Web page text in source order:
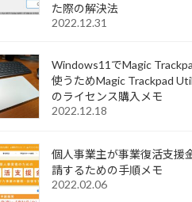
た際の解決法
2022.12.31
Windows11でMagic
使うためMagic Trackpad
のライセンス購入メモ
2022.12.18
個人事業主が事業復活支援
請するための手順メモ
2022.02.06